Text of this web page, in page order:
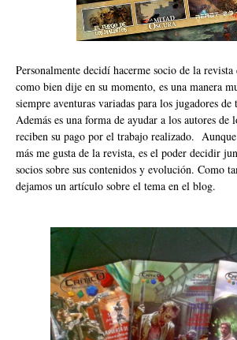
Personalmente decidí hacerme socio de la
como bien dije en su momento, es una manera
siempre aventuras variadas para los jugadores de
Además es una forma de ayudar a los autores de
reciben su pago por el trabajo realizado.
más me gusta de la revista, es el poder decidir
socios sobre sus contenidos y evolución. Como
dejamos un artículo sobre el tema en el blog.